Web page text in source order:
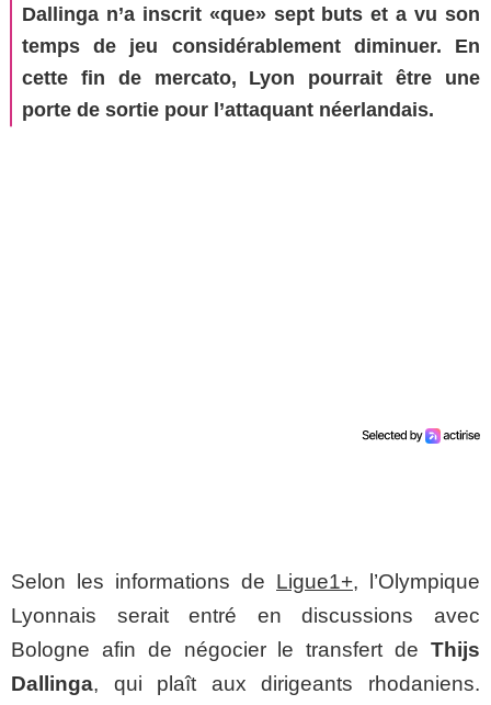
Dallinga n’a inscrit «que» sept buts et a vu son
temps de jeu considérablement diminuer. En
cette fin de mercato, Lyon pourrait être une
porte de sortie pour l’attaquant néerlandais.
Selon les informations de Ligue1+, l’Olympique
Lyonnais serait entré en discussions avec
Bologne afin de négocier le transfert de Thijs
Dallinga, qui plaît aux dirigeants rhodaniens.